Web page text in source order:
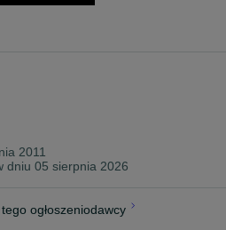
2011
dniu 05 sierpnia 2026
ogłoszeniodawcy